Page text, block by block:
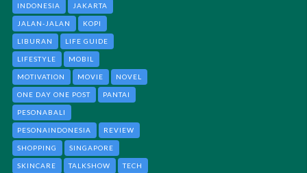
INDONESIA JAKARTA
JALAN-JALAN KOPI
LIBURAN LIFE GUIDE
LIFESTYLE MOBIL
MOTIVATION MOVIE NOVEL
ONE DAY ONE POST PANTAI
PESONABALI
PESONAINDONESIA REVIEW
SHOPPING SINGAPORE
SKINCARE TALKSHOW TECH